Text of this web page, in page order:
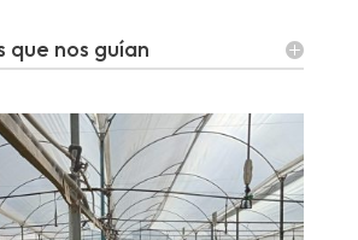
que nos guían